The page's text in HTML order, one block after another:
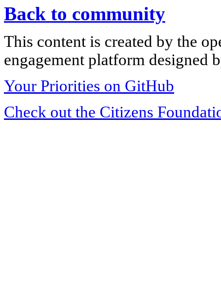
Back to community
This content is created by the
engagement platform designed
Your Priorities on GitHub
Check out the Citizens